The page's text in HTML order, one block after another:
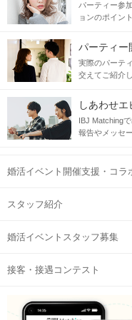
パーティー参
ョンのポイント
パーティー
実際のパーテ
交えてご紹介
しあわせエ
IBJ Matching
報告やメッセ
婚活イベント開催支援・コラ
スタッフ紹介
婚活イベントスタッフ募集
接客・接遇コンテスト